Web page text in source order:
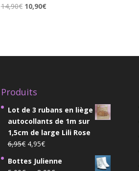
14,90€ Le
10,90€Le
Produits
Lot de 3 rubans en liège
autocollants de 1m sur
1,5cm de large Lili Rose
6,95€ Le
initial
4,95€Le
actuel
Bottes Julienne